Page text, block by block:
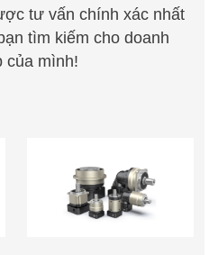
tư vấn chính xác nhất
tìm kiếm cho doanh
của mình!
HỘP GIẢM TỐC HÀNH
TINH